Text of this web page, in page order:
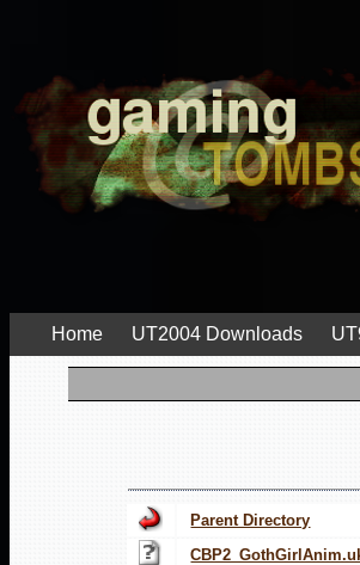
Home UT2004 Downloads
Parent Directory